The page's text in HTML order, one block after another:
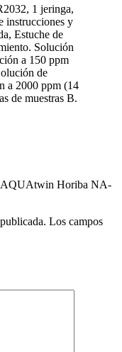
1 jeringa,
instrucciones y
Estuche de
Solución
a 150 ppm
de
a 2000 ppm (14
de muestras B.
Horiba NA-
Los campos